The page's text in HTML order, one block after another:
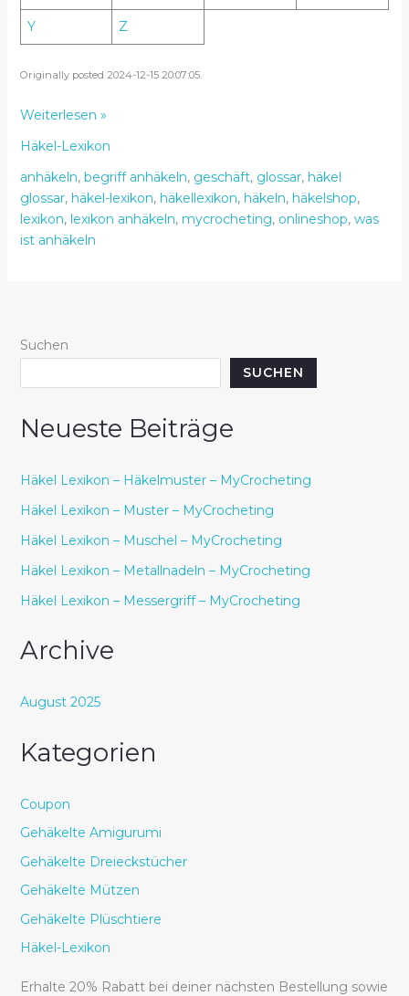
Y Z
Originally posted 2024-12-15 20:07:05.
Häkel
–
Anhäkeln
–
MyCrocheting
Weiterlesen »
Häkel-Lexikon
anhäkeln, begriff anhäkeln, geschäft, glossar, häkel
glossar, häkel-lexikon, häkellexikon, häkeln, häkelshop,
lexikon, lexikon anhäkeln, mycrocheting, onlineshop, was
ist anhäkeln
Suchen
SUCHEN
Neueste Beiträge
Häkel Lexikon – Häkelmuster – MyCrocheting
Häkel Lexikon – Muster – MyCrocheting
Häkel Lexikon – Muschel – MyCrocheting
Häkel Lexikon – Metallnadeln – MyCrocheting
Häkel Lexikon – Messergriff – MyCrocheting
Archive
August 2025
Kategorien
Coupon
Gehäkelte Amigurumi
Gehäkelte Dreieckstücher
Gehäkelte Mützen
Gehäkelte Plüschtiere
Häkel-Lexikon
Erhalte 20% Rabatt bei deiner nächsten Bestellung sowie